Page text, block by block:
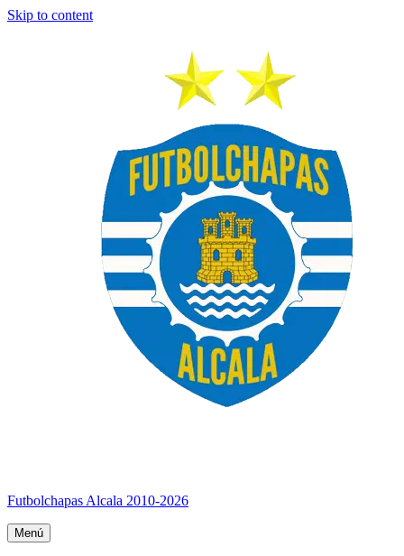
Skip to content
Futbolchapas Alcala 2010-2026
Menú